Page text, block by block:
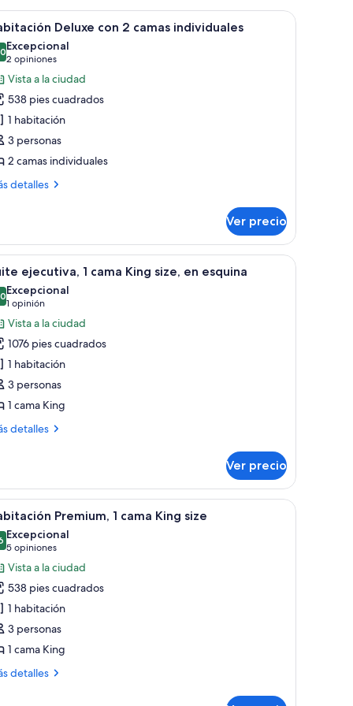
y juego de té sobre una estantería negra frente a una pared con
Una habitación de hotel moderna con una
10 Deluxe con 2 camas individuales
de 10
Excepcional
2 opiniones
(2
opiniones)
Vista a la ciudad
538 pies cuadrados
1 habitación
3 personas
2 camas individuales
detalles
Ver precio
ventanal grande, un sofá, una mesa de centro y un comedor con
Una habitación de hotel moderna con una
4 ejecutiva, 1 cama King size, en esquina
de 10
Excepcional
1 opinión
(1
opinión)
Vista a la ciudad
1076 pies cuadrados
1 habitación
3 personas
1 cama King
detalles
Ver precio
mesa y sillas.
y juego de té sobre una estantería negra frente a una pared con
Habitación de hotel con cama, escritorio,
6 Premium, 1 cama King size
de 10
Excepcional
5 opiniones
(5
opiniones)
Vista a la ciudad
538 pies cuadrados
1 habitación
3 personas
1 cama King
detalles